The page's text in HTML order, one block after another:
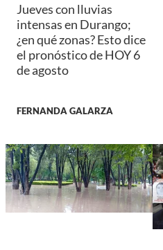
Jueves con lluvias
intensas en Durango;
¿en qué zonas? Esto dice
el pronóstico de HOY 6
de agosto
FERNANDA GALARZA